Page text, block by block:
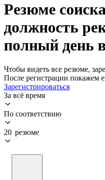
Резюме
должность
полный день
Чтобы видеть все резюме,
После регистрации покажем
Зарегистрироваться
За всё время
По соответствию
20 резюме